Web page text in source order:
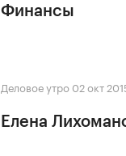
Финансы
Деловое утро 02 окт
Елена